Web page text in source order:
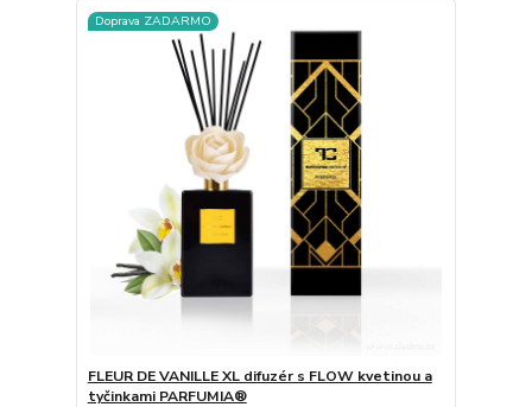
Doprava ZADARMO
FLEUR DE VANILLE XL difuzér s FLOW kvetinou a
tyčinkami PARFUMIA®